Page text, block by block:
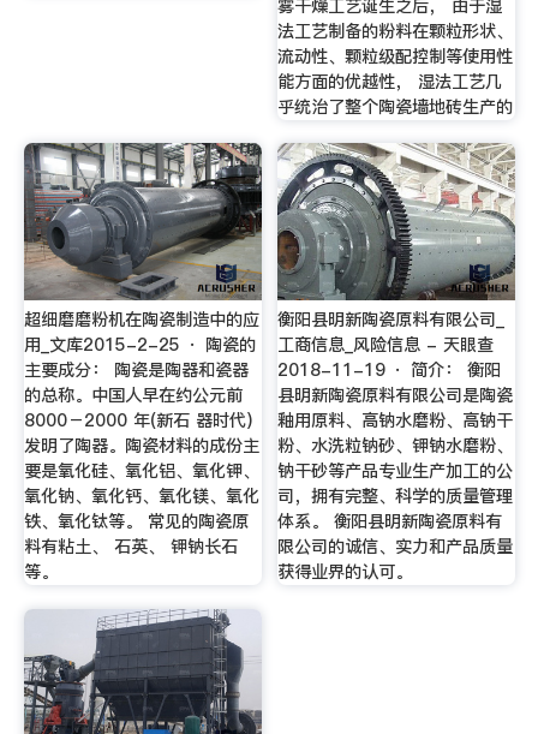
雾干燥工艺诞生之后， 由于湿
法工艺制备的粉料在颗粒形状、
流动性、颗粒级配控制等使用性
能方面的优越性， 湿法工艺几
乎统治了整个陶瓷墙地砖生产的
超细磨磨粉机在陶瓷制造中的应
用_文库2015-2-25 · 陶瓷的
主要成分： 陶瓷是陶器和瓷器
的总称。中国人早在约公元前
8000－2000 年(新石 器时代)
发明了陶器。陶瓷材料的成份主
要是氧化硅、氧化铝、氧化钾、
氧化钠、氧化钙、氧化镁、氧化
铁、氧化钛等。 常见的陶瓷原
料有粘土、 石英、 钾钠长石
等。
衡阳县明新陶瓷原料有限公司_
工商信息_风险信息 - 天眼查
2018-11-19 · 简介： 衡阳
县明新陶瓷原料有限公司是陶瓷
釉用原料、高钠水磨粉、高钠干
粉、水洗粒钠砂、钾钠水磨粉、
钠干砂等产品专业生产加工的公
司，拥有完整、科学的质量管理
体系。 衡阳县明新陶瓷原料有
限公司的诚信、实力和产品质量
获得业界的认可。